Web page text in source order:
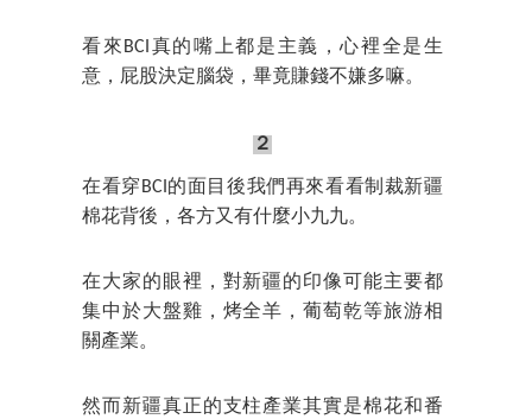
看來BCI真的嘴上都是主義，心裡全是生
意，屁股決定腦袋，畢竟賺錢不嫌多嘛。
２
在看穿BCI的面目後我們再來看看制裁新疆
棉花背後，各方又有什麼小九九。
在大家的眼裡，對新疆的印像可能主要都
集中於大盤雞，烤全羊，葡萄乾等旅游相
關產業。
然而新疆真正的支柱產業其實是棉花和番